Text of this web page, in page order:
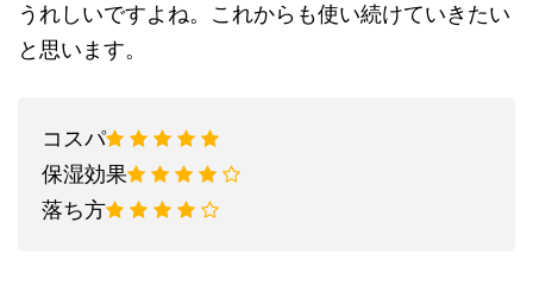
うれしいですよね。これからも使い続けていきたい
と思います。
コスパ
保湿効果
落ち方